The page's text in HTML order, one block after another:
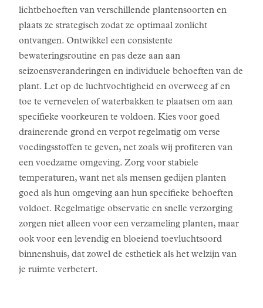
lichtbehoeften van verschillende plantensoorten en
plaats ze strategisch zodat ze optimaal zonlicht
ontvangen. Ontwikkel een consistente
bewateringsroutine en pas deze aan aan
seizoensveranderingen en individuele behoeften van de
plant. Let op de luchtvochtigheid en overweeg af en
toe te vernevelen of waterbakken te plaatsen om aan
specifieke voorkeuren te voldoen. Kies voor goed
drainerende grond en verpot regelmatig om verse
voedingsstoffen te geven, net zoals wij profiteren van
een voedzame omgeving. Zorg voor stabiele
temperaturen, want net als mensen gedijen planten
goed als hun omgeving aan hun specifieke behoeften
voldoet. Regelmatige observatie en snelle verzorging
zorgen niet alleen voor een verzameling planten, maar
ook voor een levendig en bloeiend toevluchtsoord
binnenshuis, dat zowel de esthetiek als het welzijn van
je ruimte verbetert.